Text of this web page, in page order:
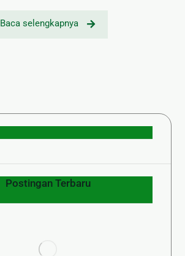
Baca selengkapnya
Postingan Terbaru